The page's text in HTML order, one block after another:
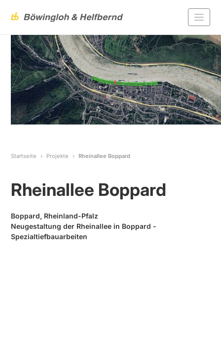
Startseite Projekte Rheinallee Boppard
Rheinallee Boppard
Boppard, Rheinland-Pfalz
Neugestaltung der Rheinallee in Boppard -
Spezialtiefbauarbeiten